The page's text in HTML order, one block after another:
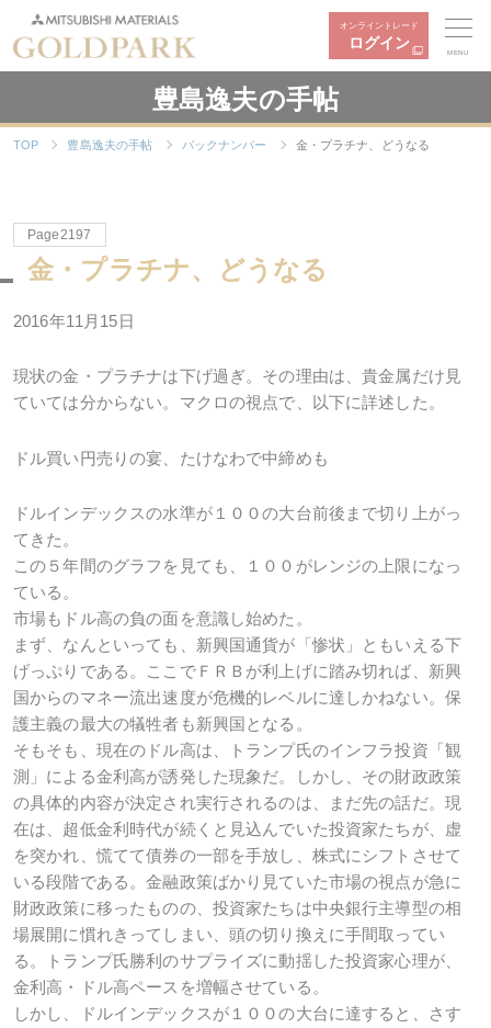
オンライントレード
ログイン
MENU
豊島逸夫の手帖
TOP 豊島逸夫の手帖 バックナンバー 金・プラチナ、どうなる
Page2197
金・プラチナ、どうなる
2016年11月15日
現状の金・プラチナは下げ過ぎ。その理由は、貴金属だけ見
ていては分からない。マクロの視点で、以下に詳述した。
ドル買い円売りの宴、たけなわで中締めも
ドルインデックスの水準が１００の大台前後まで切り上がっ
てきた。
この５年間のグラフを見ても、１００がレンジの上限になっ
ている。
市場もドル高の負の面を意識し始めた。
まず、なんといっても、新興国通貨が「惨状」ともいえる下
げっぷりである。ここでＦＲＢが利上げに踏み切れば、新興
国からのマネー流出速度が危機的レベルに達しかねない。保
護主義の最大の犠牲者も新興国となる。
そもそも、現在のドル高は、トランプ氏のインフラ投資「観
測」による金利高が誘発した現象だ。しかし、その財政政策
の具体的内容が決定され実行されるのは、まだ先の話だ。現
在は、超低金利時代が続くと見込んでいた投資家たちが、虚
を突かれ、慌てて債券の一部を手放し、株式にシフトさせて
いる段階である。金融政策ばかり見ていた市場の視点が急に
財政政策に移ったものの、投資家たちは中央銀行主導型の相
場展開に慣れきってしまい、頭の切り換えに手間取ってい
る。トランプ氏勝利のサプライズに動揺した投資家心理が、
金利高・ドル高ペースを増幅させている。
しかし、ドルインデックスが１００の大台に達すると、さす